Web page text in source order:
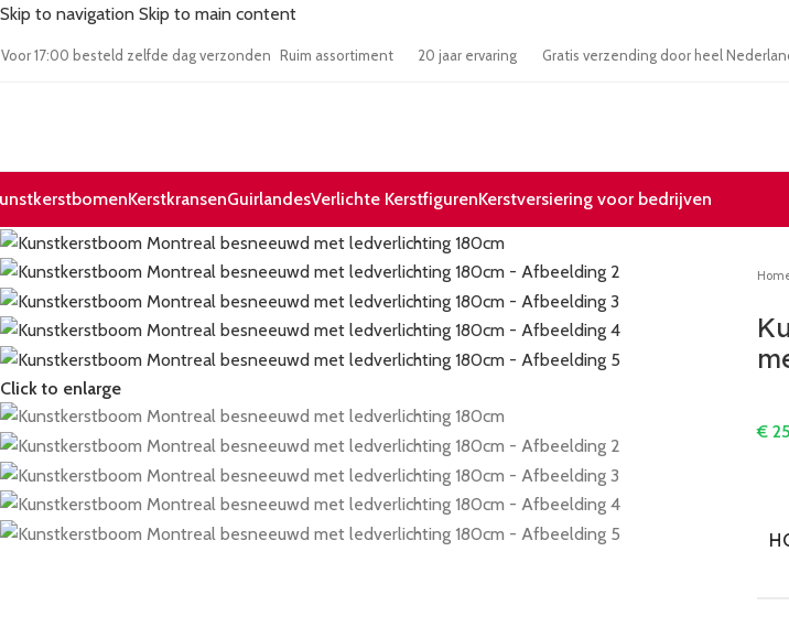
Skip to navigation Skip to main content
Voor 17:00 besteld zelfde dag verzonden Ruim assortiment 20 jaar ervaring Gratis verzending door heel
KerstkransenGuirlandesVerlichte KerstfigurenKerstversiering voor bedrijven
Click to enlarge
€